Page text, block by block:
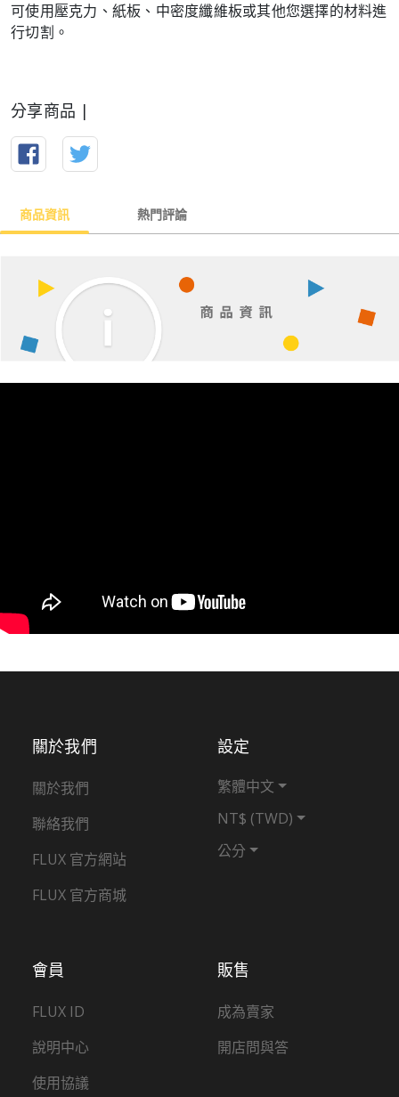
可使用壓克力、紙板、中密度纖維板或其他您選擇的材料進
行切割。
分享商品 |
商品資訊 熱門評論
販售
成為賣家
開店問與答
會員
FLUX ID
說明中心
使用協議
關於我們
關於我們
聯絡我們
FLUX 官方網站
FLUX 官方商城
設定
繁體中文
NT$ (TWD)
公分